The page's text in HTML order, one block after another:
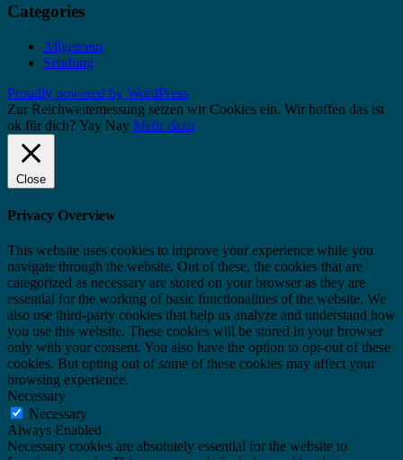
Categories
Allgemein
Sendung
Proudly powered by WordPress
Zur Reichweitemessung setzen wir Cookies ein. Wir hoffen das ist
ok für dich? Yay Nay Mehr dazu
Close
Privacy Overview
This website uses cookies to improve your experience while you
navigate through the website. Out of these, the cookies that are
categorized as necessary are stored on your browser as they are
essential for the working of basic functionalities of the website. We
also use third-party cookies that help us analyze and understand how
you use this website. These cookies will be stored in your browser
only with your consent. You also have the option to opt-out of these
cookies. But opting out of some of these cookies may affect your
browsing experience.
Necessary
Necessary
Always Enabled
Necessary cookies are absolutely essential for the website to